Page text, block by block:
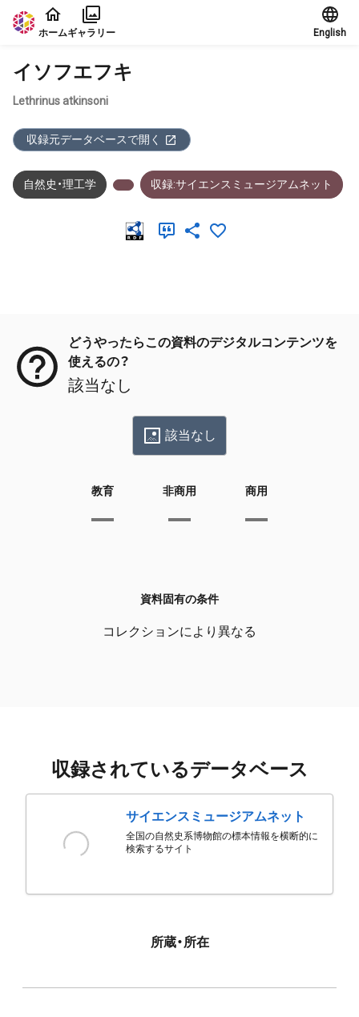
本文に飛ぶ
ホームギャラリー English
イソフエフキ
Lethrinus atkinsoni
収録元データベースで開く
自然史・理工学 収録:サイエンスミュージアムネット
どうやったらこの資料のデジタルコンテンツを
使えるの？
該当なし
該当なし
教育 非商用 商用
資料固有の条件
コレクションにより異なる
収録されているデータベース
サイエンスミュージアムネット
全国の自然史系博物館の標本情報を横断的に
検索するサイト
所蔵・所在